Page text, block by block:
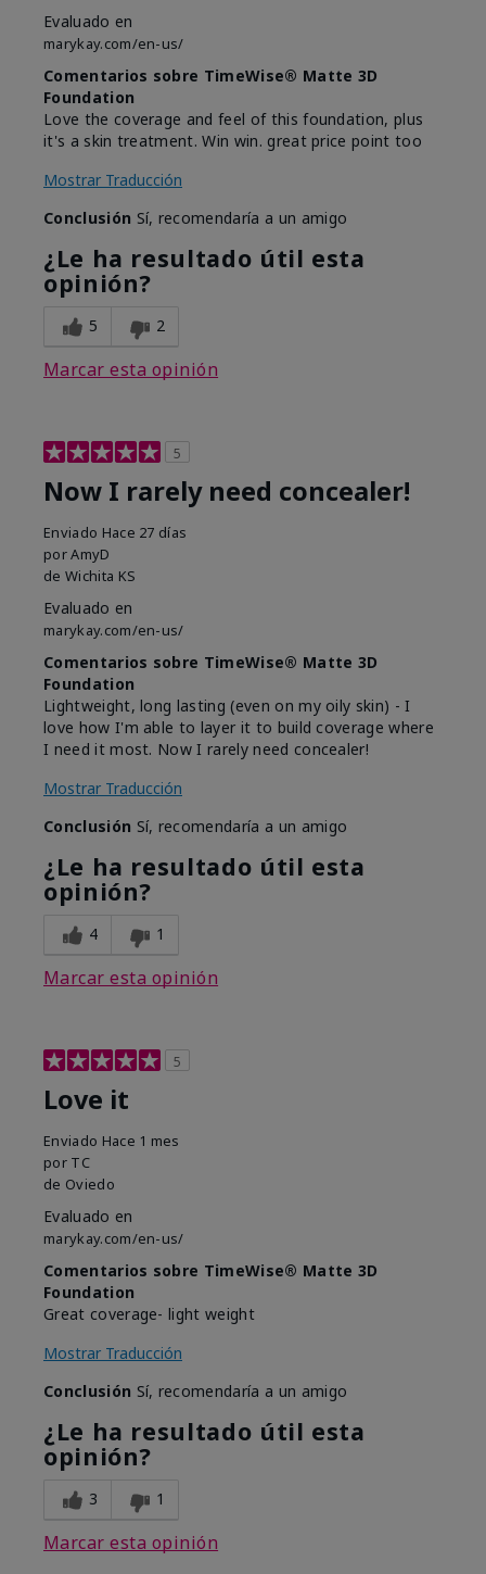
Evaluado en
marykay.com/en-us/
Comentarios sobre TimeWise® Matte 3D
Foundation
Love the coverage and feel of this foundation, plus
it's a skin treatment. Win win. great price point too
Mostrar Traducción
Conclusión Sí, recomendaría a un amigo
¿Le ha resultado útil esta
opinión?
5 2
Marcar esta opinión
5
Now I rarely need concealer!
Enviado Hace 27 días
porAmyD
de Wichita KS
Evaluado en
marykay.com/en-us/
Comentarios sobre TimeWise® Matte 3D
Foundation
Lightweight, long lasting (even on my oily skin) - I
love how I'm able to layer it to build coverage where
I need it most. Now I rarely need concealer!
Mostrar Traducción
Conclusión Sí, recomendaría a un amigo
¿Le ha resultado útil esta
opinión?
4 1
Marcar esta opinión
5
Love it
Enviado Hace 1 mes
por TC
de Oviedo
Evaluado en
marykay.com/en-us/
Comentarios sobre TimeWise® Matte 3D
Foundation
Great coverage- light weight
Mostrar Traducción
Conclusión Sí, recomendaría a un amigo
¿Le ha resultado útil esta
opinión?
3 1
Marcar esta opinión